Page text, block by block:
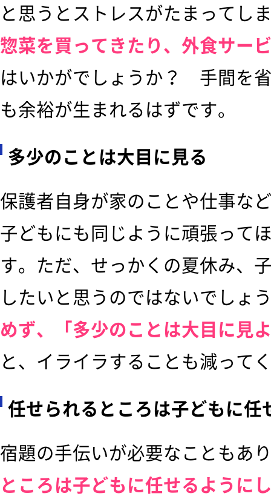
と思うとストレスがたまってし
惣菜を買ってきたり、外食サー
はいかがでしょうか？ 手間を
も余裕が生まれるはずです。
多少のことは大目に見る
保護者自身が家のことや仕事な
子どもにも同じように頑張って
す。ただ、せっかくの夏休み、
したいと思うのではないでしょ
めず、「多少のことは大目に見
と、イライラすることも減って
任せられるところは子どもに任
宿題の手伝いが必要なこともあ
ところは子どもに任せるように